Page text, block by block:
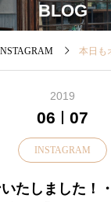
BLOG
本日もオープンいたしました！・明治32年創業【廣田ガラスの硝子展】からオススメの商品をご紹介します！・昭和モダン「復刻醤油差し 菊紋 アンバー」「復刻醤油差し 12面体柄」何十年も前から所蔵する木版カタログの醤油差しをもとに復刻した醤油差し・当時はねじ式だ
2019
06 07
INSTAGRAM
たしました！